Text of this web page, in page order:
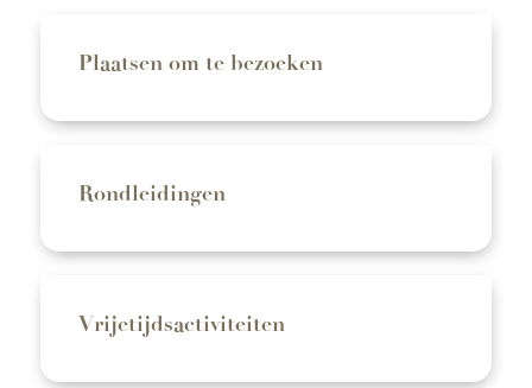
Plaatsen om te bezoeken
Rondleidingen
Vrijetijdsactiviteiten